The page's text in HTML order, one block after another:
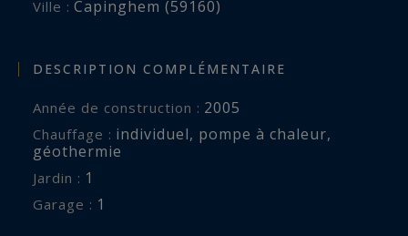
Ville : Capinghem (59160)
DESCRIPTION COMPLÉMENTAIRE
Année de construction : 2005
Chauffage : individuel, pompe à chaleur,
géothermie
jardin : 1
garage : 1